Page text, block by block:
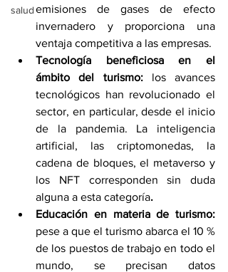
saludemisiones de gases de efecto
invernadero y proporciona una
ventaja competitiva a las empresas.
Tecnología beneficiosa en el
ámbito del turismo: los avances
tecnológicos han revolucionado el
sector, en particular, desde el inicio
de la pandemia. La inteligencia
artificial, las criptomonedas, la
cadena de bloques, el metaverso y
los NFT corresponden sin duda
alguna a esta categoría.
pese a que el turismo abarca el 10 %
de los puestos de trabajo en todo el
mundo, se precisan datos